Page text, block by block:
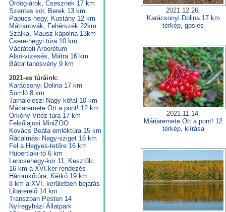
Ördög-árok, Csesznek 17 km
Szentes kör, Berek 13 km
Papucs-hegy, Kustány 12 km
Mátranovák, Fehérszék 22km
Szálka, Mausz-kápolna 13km
Csere-hegyi túra 10 km
Vácrátóti Arborétum
Alsó-vízesés, Mátra 16 km
Bátor tanösvény 9 km
2021-es túráink:
Karácsonyi Dolina 17 km
Somló 8 km
Tarnaleleszi Nagy-kőfal 10 km
Máriaremete Ott a pont! 12 km
Örkény Vitéz túra 17 km
Felsőlajosi MiniZOO
Kovács Beáta emléktúra 15 km
Rácalmási Nagy-sziget 16 km
Fel a Hegyes-tetőre 16 km
Hubertlaki-tó 6 km
Lencsehegy-kör 11, Kesztőlc
16 km a XVI.ker rendezés
Háromkőtúra, Kétkő 19 km
8 km a XVI. kerületben bejárás
Libaterelő 14 km
Transzban Pesten 14
Nyíregyházi Állatpark
2021.12.26.
Karácsonyi Dolina 17 km
térkép, gpsies
2021.11.14.
Máriaremete Ott a pont! 12
térkép, kiírása